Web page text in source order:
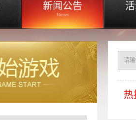
新闻公告
News
热